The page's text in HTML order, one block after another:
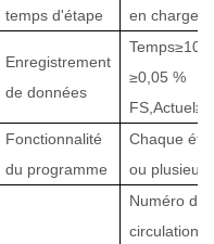
temps d'étape
en charge
Enregistrement
de données
Temps≥10
≥0,05 %
FS,Actuel≥
Fonctionnalité
du programme
Chaque
ou
Numéro de
circulation.